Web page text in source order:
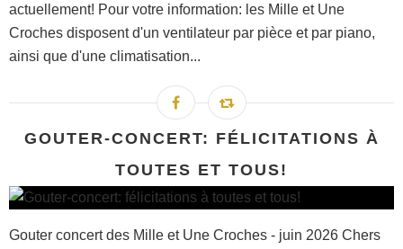
actuellement! Pour votre information: les Mille et Une
Croches disposent d'un ventilateur par pièce et par piano,
ainsi que d'une climatisation...
GOUTER-CONCERT: FÉLICITATIONS À
TOUTES ET TOUS!
Gouter concert des Mille et Une Croches - juin 2026 Chers